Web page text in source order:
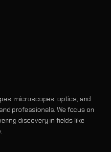
microscopes, optics, and
professionals. We focus on
discovery in fields like